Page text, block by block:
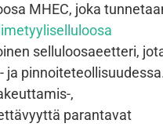
MHEC, joka
selluloosaeetteri,
ja
,
parantavat